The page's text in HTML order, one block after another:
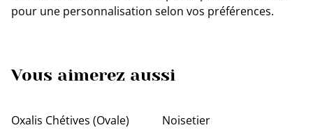
pour une personnalisation selon vos préférences.
Vous aimerez aussi
Oxalis Chétives (Ovale)
Noisetier